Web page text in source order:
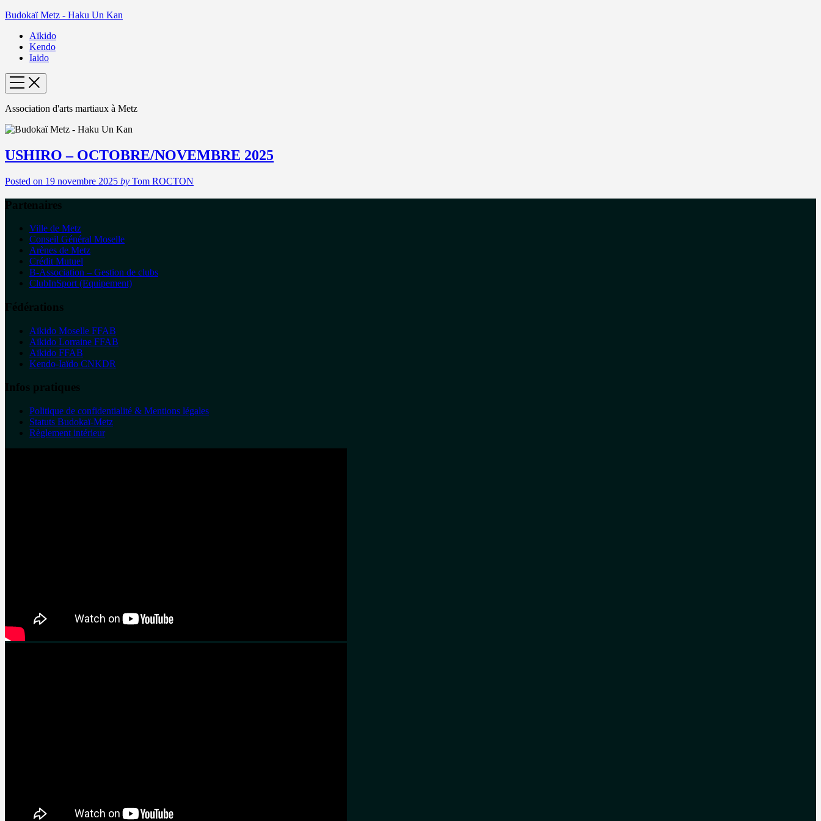
Budokaï Metz - Haku Un Kan
Aïkido
Kendo
Iaido
Association d'arts martiaux à Metz
USHIRO – OCTOBRE/NOVEMBRE 2025
Posted on 19 novembre 2025 by Tom ROCTON
Partenaires
Ville de Metz
Conseil Général Moselle
Arènes de Metz
Crédit Mutuel
B-Association – Gestion de clubs
ClubInSport (Equipement)
Fédérations
Aïkido Moselle FFAB
Aïkido Lorraine FFAB
Aïkido FFAB
Kendo-Iaïdo CNKDR
Infos pratiques
Politique de confidentialité & Mentions légales
Statuts Budokaï-Metz
Règlement intérieur